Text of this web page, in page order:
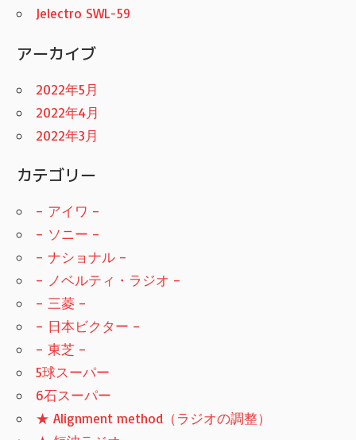
Jelectro SWL-59
アーカイブ
2022年5月
2022年4月
2022年3月
カテゴリー
– アイワ –
– ソニー –
– ナショナル –
– ノベルティ・ラジオ –
– 三菱 –
– 日本ビクター –
– 東芝 –
5球スーパー
6石スーパー
★ Alignment method（ラジオの調整）